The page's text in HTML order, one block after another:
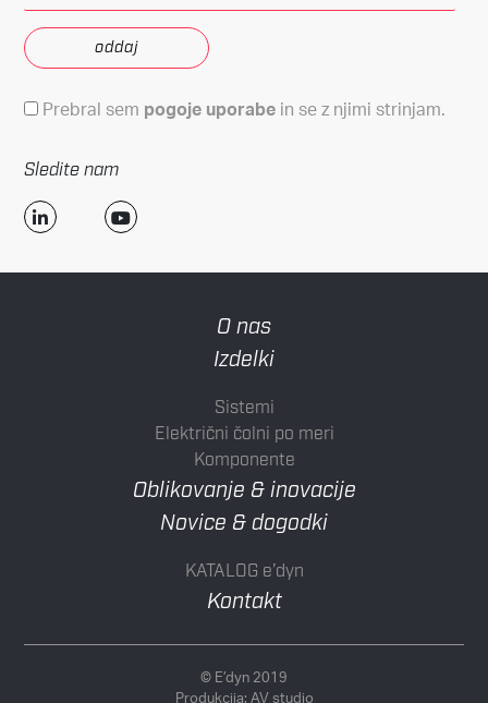
Pogoji uporabe
Prebral sem pogoje uporabe in se z njimi strinjam.
Sledite nam
O nas
Izdelki
Sistemi
Električni čolni po meri
Komponente
Oblikovanje & inovacije
Novice & dogodki
KATALOG e’dyn
Kontakt
© E’dyn 2019
Produkcija: AV studio